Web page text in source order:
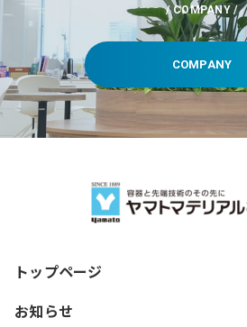
COMPANY
COMPANY
トップページ
お知らせ